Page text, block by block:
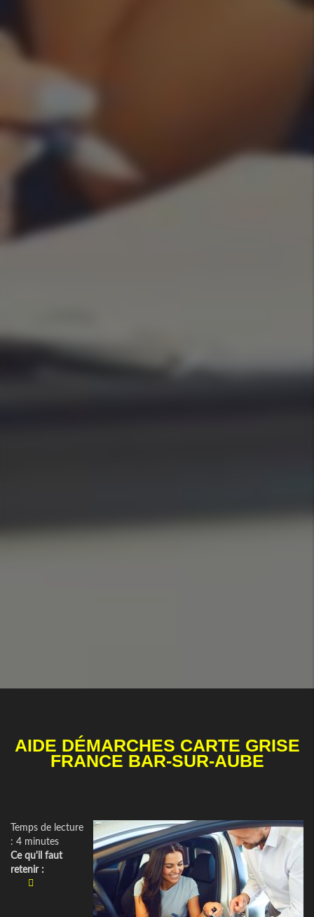
AIDE DÉMARCHES CARTE GRISE
FRANCE BAR-SUR-AUBE
Temps de lecture
: 4 minutes
Ce qu'il faut
retenir :